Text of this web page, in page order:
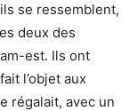
se ressemblent,
deux des
est. Ils ont
l’objet aux
régalait, avec un